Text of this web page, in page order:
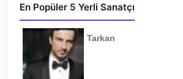
En Popüler 5 Yerli Sanatçı
Tarkan